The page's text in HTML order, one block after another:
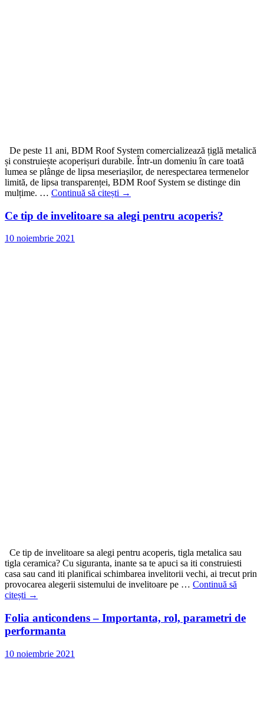
De peste 11 ani, BDM Roof System comercializează țiglă metalică
și construiește acoperișuri durabile. Într-un domeniu în care toată
lumea se plânge de lipsa meseriașilor, de nerespectarea termenelor
limită, de lipsa transparenței, BDM Roof System se distinge din
mulțime. … Continuă să citești →
Ce tip de invelitoare sa alegi pentru acoperis?
10 noiembrie 2021
Ce tip de invelitoare sa alegi pentru acoperis, tigla metalica sau
tigla ceramica? Cu siguranta, inante sa te apuci sa iti construiesti
casa sau cand iti planificai schimbarea invelitorii vechi, ai trecut prin
provocarea alegerii sistemului de invelitoare pe … Continuă să
citești →
Folia anticondens – Importanta, rol, parametri de
performanta
10 noiembrie 2021